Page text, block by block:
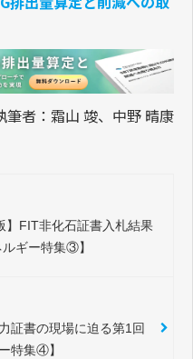
筆者：霜山 竣、中野 晴康
】FIT非化石証書入札結果
ギー特集③】
証書の現場に迫る第1回
特集④】